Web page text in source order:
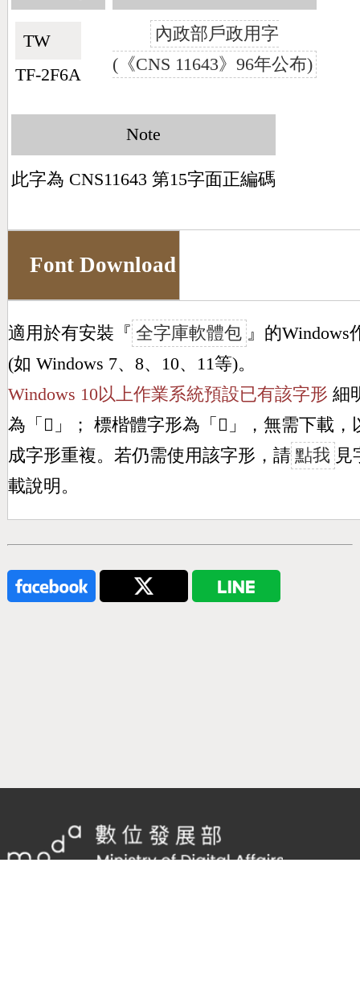
TW🇹🇼
TF-2F6A
內政部戶政用字
(《CNS 11643》96年公布)
Note
此字為 CNS11643 第15字面正編碼
Font Download
適用於有安裝『 全字庫軟體包 』的Windows
(如 Windows 7、8、10、11等)。
Windows 10以上作業系統預設已有該字形 細
為「 𣃮 」； 標楷體字形為「 𣃮 」，無需下載，
成字形重複。若仍需使用該字形，請 點我 見
載說明。